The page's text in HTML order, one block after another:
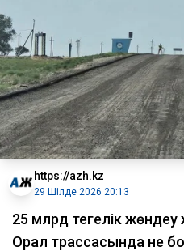
https://azh.kz
29 Шілде 2026 20:13
25 млрд теңгелік
Орал трассасында не